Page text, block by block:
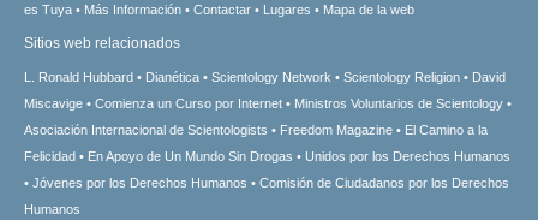
es Tuya
Más Información Contactar Lugares Mapa de la web
Sitios web relacionados
L. Ronald Hubbard Dianética Scientology Network Scientology Religion
David
Miscavige
Comienza un Curso por Internet
Ministros Voluntarios de Scientology
Asociación Internacional de Scientologists
Freedom Magazine
El Camino a la
Felicidad
En Apoyo de Un Mundo Sin Drogas
Unidos por los Derechos Humanos
Jóvenes por los Derechos Humanos
Comisión de Ciudadanos por los Derechos
Humanos